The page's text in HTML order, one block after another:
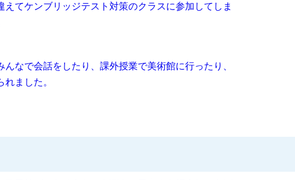
えてケンブリッジテスト対策のクラスに参加してしま
なで会話をしたり、課外授業で美術館に行ったり、
ました。